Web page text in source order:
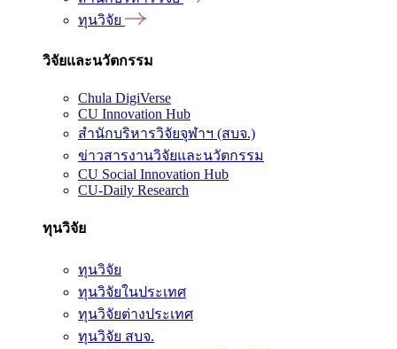
ทุนวิจัย
วิจัยและนวัตกรรม
Chula DigiVerse
CU Innovation Hub
สำนักบริหารวิจัยจุฬาฯ (สบจ.)
ข่าวสารงานวิจัยและนวัตกรรม
CU Social Innovation Hub
CU-Daily Research
ทุนวิจัย
ทุนวิจัย
ทุนวิจัยในประเทศ
ทุนวิจัยต่างประเทศ
ทุนวิจัย สบจ.